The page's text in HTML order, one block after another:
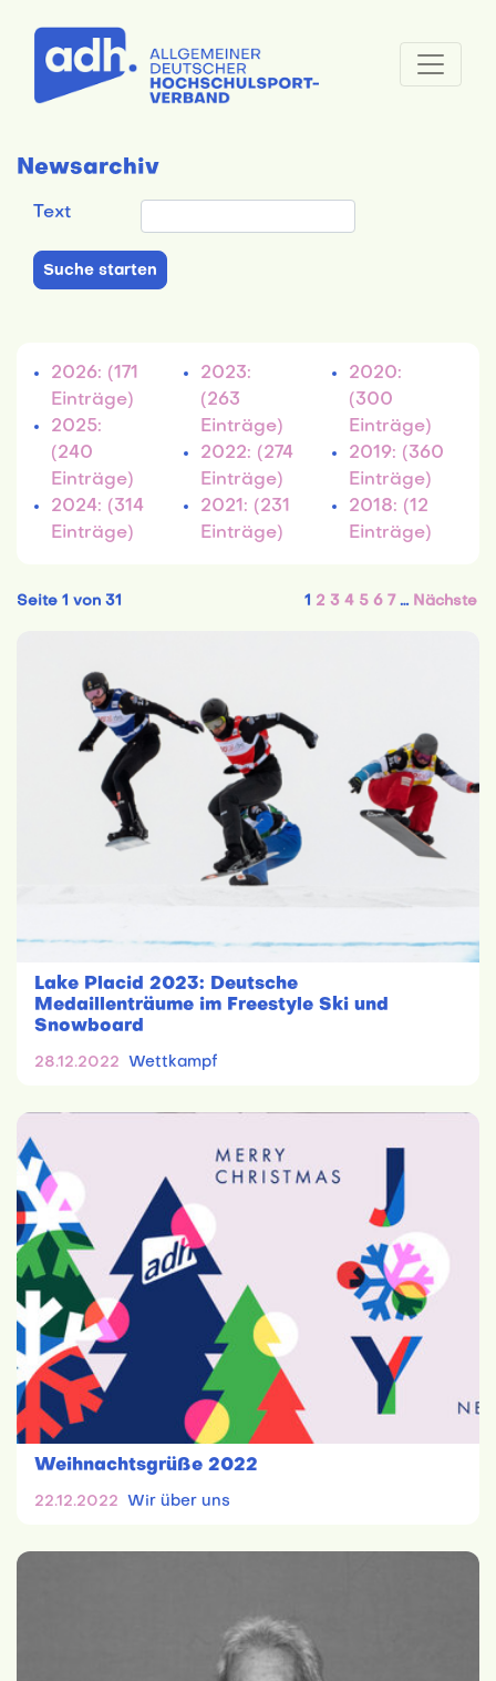
Newsarchiv
Text
2026: (171
Einträge)
2025:
(240
Einträge)
2024: (314
Einträge)
2023:
(263
Einträge)
2022: (274
Einträge)
2021: (231
Einträge)
2020:
(300
Einträge)
2019: (360
Einträge)
2018: (12
Einträge)
Seite 1 von 31 1 2 3 4 5 6 7 … Nächste
Lake Placid 2023: Deutsche
Medaillenträume im Freestyle Ski und
Snowboard
28.12.2022 Wettkampf
Weihnachtsgrüße 2022
22.12.2022 Wir über uns